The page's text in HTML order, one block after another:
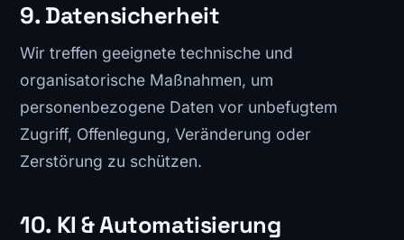
9. Datensicherheit
Wir treffen geeignete technische und
organisatorische Maßnahmen, um
personenbezogene Daten vor unbefugtem
Zugriff, Offenlegung, Veränderung oder
Zerstörung zu schützen.
10. KI & Automatisierung